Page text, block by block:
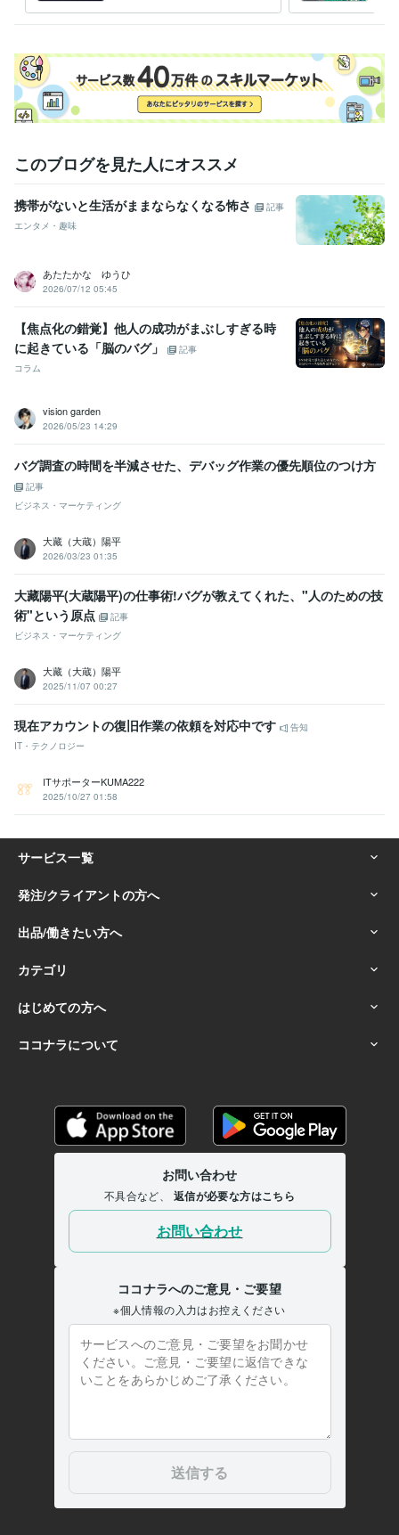
このブログを見た人にオススメ
携帯がないと生活がままならなくなる怖さ
記事
エンタメ・趣味
あたたかな ゆうひ
2026/07/12 05:45
【焦点化の錯覚】他人の成功がまぶしすぎる時
に起きている「脳のバグ」
記事
コラム
vision garden
2026/05/23 14:29
バグ調査の時間を半減させた、デバッグ作業の優先順位のつけ方
記事
ビジネス・マーケティング
大藏（大蔵）陽平
2026/03/23 01:35
大藏陽平(大蔵陽平)の仕事術!バグが教えてくれた、"人のための技
術"という原点
記事
ビジネス・マーケティング
大藏（大蔵）陽平
2025/11/07 00:27
現在アカウントの復旧作業の依頼を対応中です
告知
IT・テクノロジー
ITサポーターKUMA222
2025/10/27 01:58